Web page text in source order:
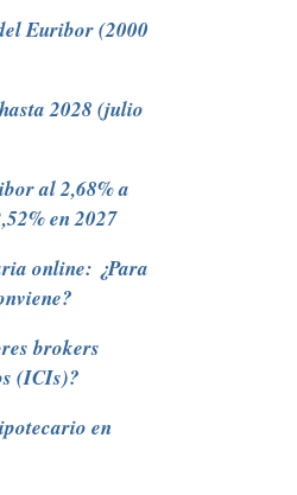
Euribor (2000
2028 (julio
al 2,68% a
en 2027
online: ¿Para
brokers
(ICIs)?
en